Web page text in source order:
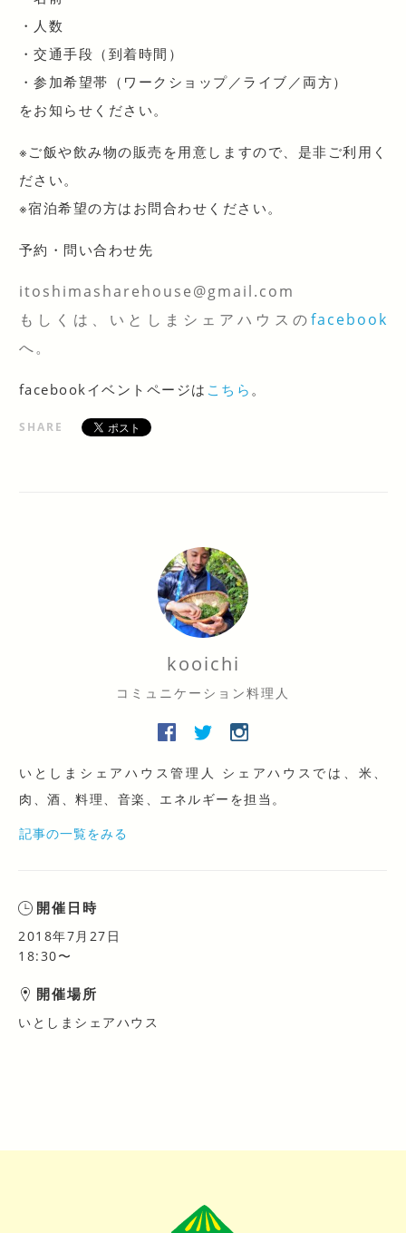
・人数
・交通手段（到着時間）
・参加希望帯（ワークショップ／ライブ／両方）
をお知らせください。
※ご飯や飲み物の販売を用意しますので、是非ご利用く
ださい。
※宿泊希望の方はお問合わせください。
予約・問い合わせ先
itoshimasharehouse@gmail.com
もしくは、いとしまシェアハウスのfacebook
へ。
facebookイベントページは こちら 。
SHARE
kooichi
コミュニケーション料理人
いとしまシェアハウス管理人 シェアハウスでは、米、
肉、酒、料理、音楽、エネルギーを担当。
記事の一覧をみる
開催日時
2018年7月27日
18:30〜
開催場所
いとしまシェアハウス